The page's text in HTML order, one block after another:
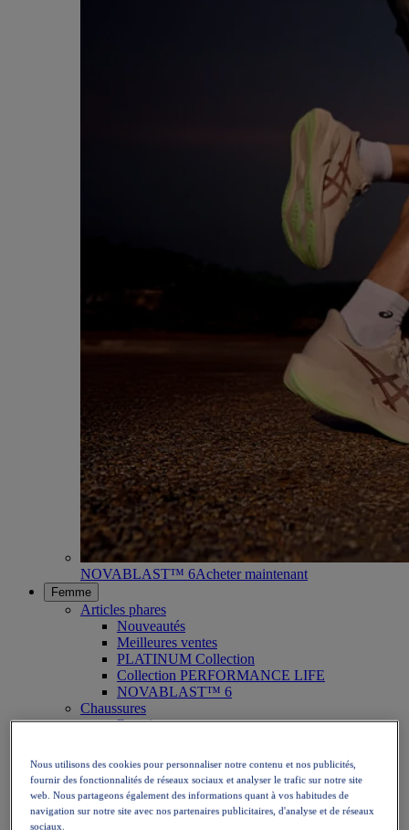
NOVABLAST™ 6Acheter maintenant
Femme
Articles phares
Nouveautés
Meilleures ventes
PLATINUM Collection
Collection PERFORMANCE LIFE
NOVABLAST™ 6
Chaussures
Running
Tennis
Volley
Handball
Padel
Nous utilisons des cookies pour personnaliser notre contenu et nos publicités,
fournir des fonctionnalités de réseaux sociaux et analyser le trafic sur notre site
web. Nous partageons également des informations quant à vos habitudes de
navigation sur notre site avec nos partenaires publicitaires, d'analyse et de réseaux
sociaux.